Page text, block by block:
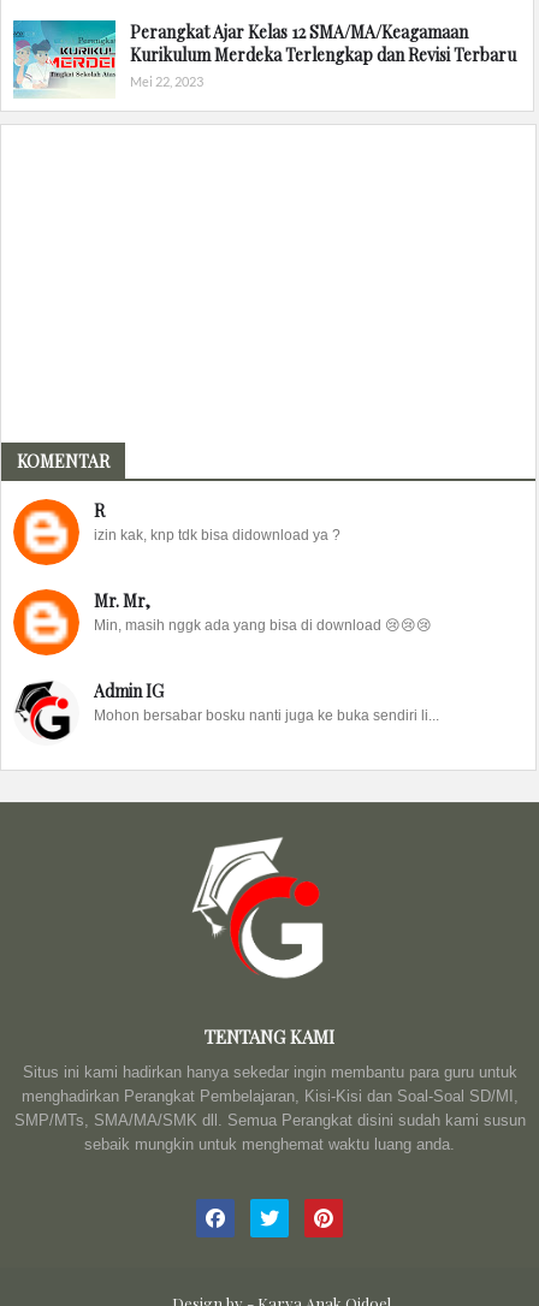
Perangkat Ajar Kelas 12 SMA/MA/Keagamaan
Kurikulum Merdeka Terlengkap dan Revisi Terbaru
Mei 22, 2023
KOMENTAR
R
izin kak, knp tdk bisa didownload ya ?
Mr. Mr,
Min, masih nggk ada yang bisa di download 😢😢😢
Admin IG
Mohon bersabar bosku nanti juga ke buka sendiri li...
TENTANG KAMI
Situs ini kami hadirkan hanya sekedar ingin membantu para guru untuk
menghadirkan Perangkat Pembelajaran, Kisi-Kisi dan Soal-Soal SD/MI,
SMP/MTs, SMA/MA/SMK dll. Semua Perangkat disini sudah kami susun
sebaik mungkin untuk menghemat waktu luang anda.